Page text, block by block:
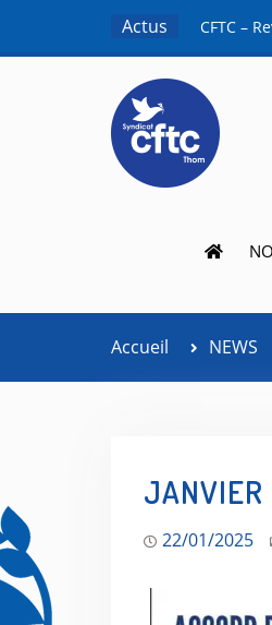
Actus
CFTC –
NAO
Tract
Accord
Proche
Tract
Accord
Accueil NEWS
JANVIER
22/01/2025